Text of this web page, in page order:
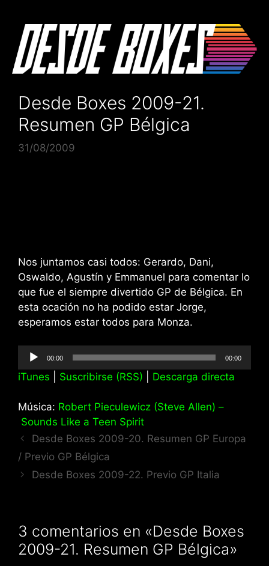
contenido
Desde Boxes 2009-21.
Resumen GP Bélgica
31/08/2009
Nos juntamos casi todos: Gerardo, Dani,
Oswaldo, Agustín y Emmanuel para comentar lo
que fue el siempre divertido GP de Bélgica. En
esta ocación no ha podido estar Jorge,
esperamos estar todos para Monza.
Reproductor
de
audio
00:00 00:00
iTunes Suscribirse (RSS) Descarga directa
Música: Robert Pieculewicz (Steve Allen) –
Sounds Like a Teen Spirit
Desde Boxes 2009-20. Resumen GP Europa
/ Previo GP Bélgica
Desde Boxes 2009-22. Previo GP Italia
3 comentarios en «Desde Boxes
2009-21. Resumen GP Bélgica»